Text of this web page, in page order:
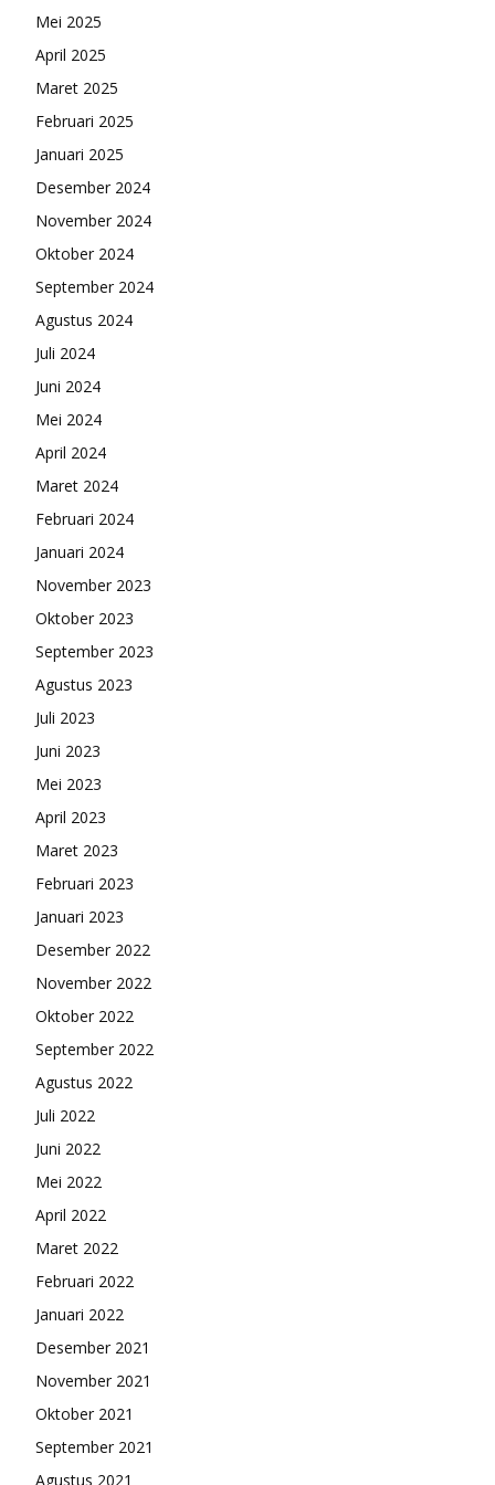
Mei 2025
April 2025
Maret 2025
Februari 2025
Januari 2025
Desember 2024
November 2024
Oktober 2024
September 2024
Agustus 2024
Juli 2024
Juni 2024
Mei 2024
April 2024
Maret 2024
Februari 2024
Januari 2024
November 2023
Oktober 2023
September 2023
Agustus 2023
Juli 2023
Juni 2023
Mei 2023
April 2023
Maret 2023
Februari 2023
Januari 2023
Desember 2022
November 2022
Oktober 2022
September 2022
Agustus 2022
Juli 2022
Juni 2022
Mei 2022
April 2022
Maret 2022
Februari 2022
Januari 2022
Desember 2021
November 2021
Oktober 2021
September 2021
Agustus 2021